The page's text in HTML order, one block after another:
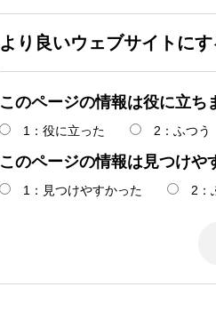
より良いウェブサイトに
このページの情報は役に立ち
1：役に立った 2：ふつう
このページの情報は見つけや
1：見つけやすかった 2：